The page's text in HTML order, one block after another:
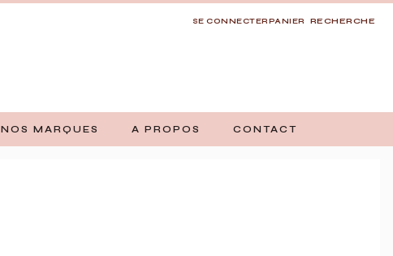
SE CONNECTER PANIER RECHERCHE
NOS MARQUES A PROPOS CONTACT